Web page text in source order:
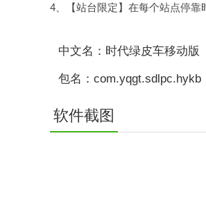
4、【站台限定】在每个站点停靠
中文名：时代绿皮车移动版
包名：com.yqgt.sdlpc.hykb
软件截图